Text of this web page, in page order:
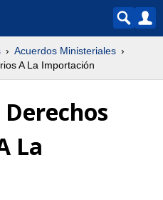
Acuerdos Ministeriales
A La Importación
La